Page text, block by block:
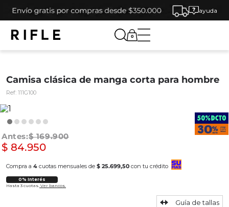
ayuda
0
Camisa clásica de manga corta para hombre
Ref: 111G100
$ 169.900
$ 84.950
Compra a 4 cuotas mensuales de $ 25.699,50 con tu crédito
0% Interés
Hasta 3 cuotas. Ver bancos.
Guía de tallas